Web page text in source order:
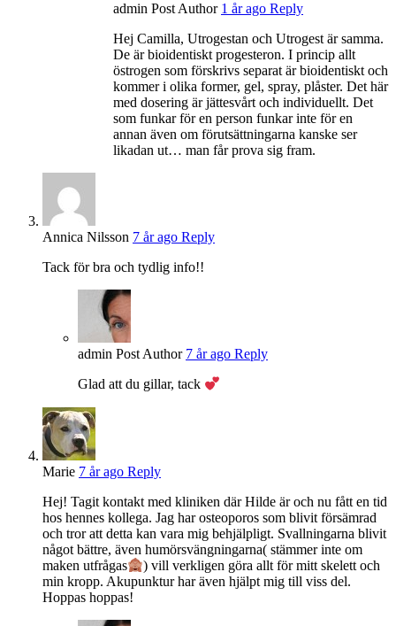
admin Post Author 1 år ago Reply
Hej Camilla, Utrogestan och Utrogest är samma.
De är bioidentiskt progesteron. I princip allt
östrogen som förskrivs separat är bioidentiskt och
kommer i olika former, gel, spray, plåster. Det här
med dosering är jättesvårt och individuellt. Det
som funkar för en person funkar inte för en
annan även om förutsättningarna kanske ser
likadan ut… man får prova sig fram.
Annica Nilsson 7 år ago Reply
Tack för bra och tydlig info!!
admin Post Author 7 år ago Reply
Glad att du gillar, tack
Marie 7 år ago Reply
Hej! Tagit kontakt med kliniken där Hilde är och nu fått en tid
hos hennes kollega. Jag har osteoporos som blivit försämrad
och tror att detta kan vara mig behjälpligt. Svallningarna blivit
något bättre, även humörsvängningarna( stämmer inte om
maken utfrågas
) vill verkligen göra allt för mitt skelett och
min kropp. Akupunktur har även hjälpt mig till viss del.
Hoppas hoppas!